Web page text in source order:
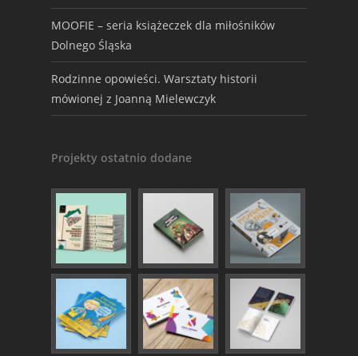
MOOFIE – seria książeczek dla miłośników
Dolnego Śląska
Rodzinne opowieści. Warsztaty historii
mówionej z Joanną Mielewczyk
Projekty ostatnio dodane